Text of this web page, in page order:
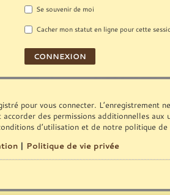
Se souvenir de moi
Cacher mon statut en ligne pour cette
pour vous connecter. L’enregistrement
des permissions additionnelles
d’utilisation et de notre politique
| Politique de vie privée